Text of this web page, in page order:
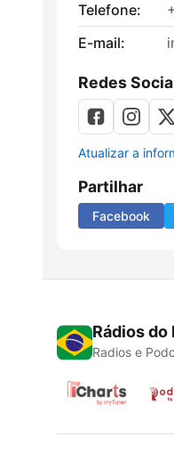
Telefone:
E-mail:
Redes
Atualizar a
Partilhar
Facebook
Rádios do
Radios e